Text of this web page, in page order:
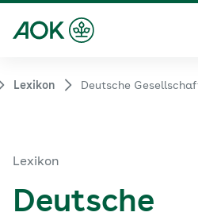
Lexikon Deutsche
Lexikon
Deutsche